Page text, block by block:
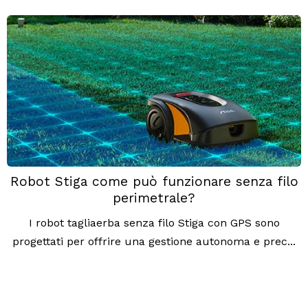
Robot Stiga come può funzionare senza filo
perimetrale?
I robot tagliaerba senza filo Stiga con GPS sono
progettati per offrire una gestione autonoma e prec...